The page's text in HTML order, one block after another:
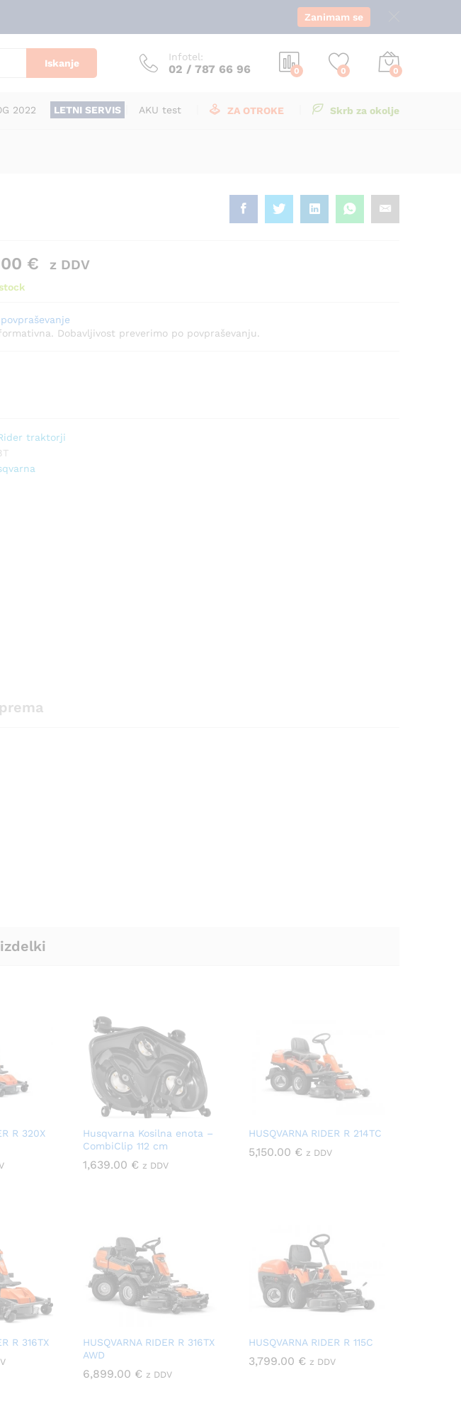
Zanimam se
Iskanje
Infotel:
02 / 787 66 96 0 0 0
2022 LETNI SERVIS AKU test ZA OTROKE Skrb za okolje
€ z DDV
Dobavljivost preverimo po povpraševanju.
traktorji
R 320X
Husqvarna Kosilna enota –
CombiClip 112 cm
1,639.00 € z DDV
HUSQVARNA RIDER R 214TC
5,150.00 € z DDV
R 316TX
HUSQVARNA RIDER R 316TX
AWD
6,899.00 € z DDV
HUSQVARNA RIDER R 115C
3,799.00 € z DDV
8,999.00€ z DDV